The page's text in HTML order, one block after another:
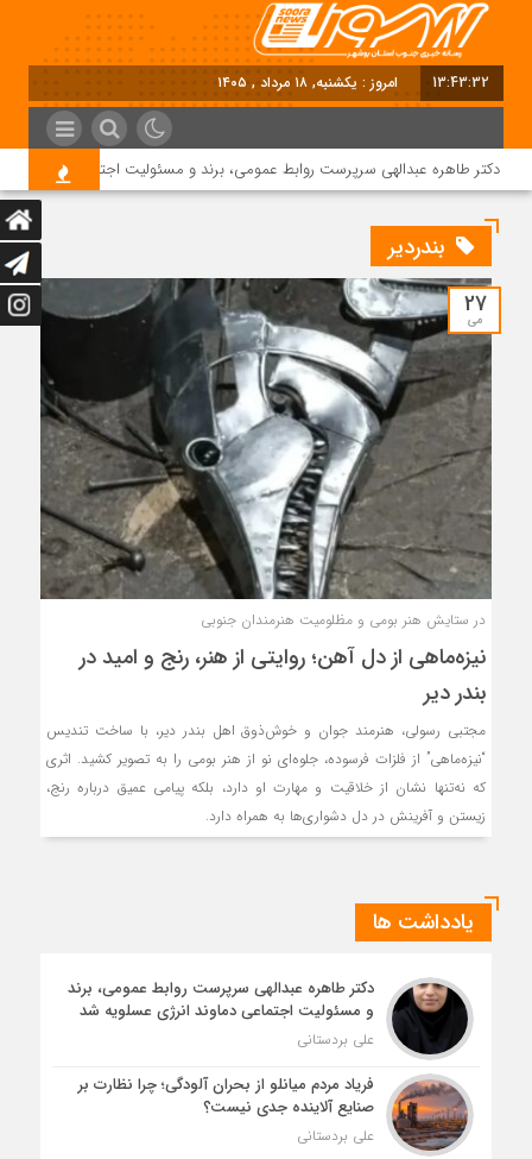
13:43:33 امروز : یکشنبه, ۱۸ مرداد , ۱۴۰۵
دکتر طاهره عبدالهی سرپرست روابط عمومی، برند و مسئولیت اجتماعی دماوند
بندردیر
27
می
در ستایش هنر بومی و مظلومیت هنرمندان جنوبی
نیزه‌ماهی از دل آهن؛ روایتی از هنر، رنج و امید در
بندر دیر
مجتبی رسولی، هنرمند جوان و خوش‌ذوق اهل بندر دیر، با ساخت تندیس
“نیزه‌ماهی” از فلزات فرسوده، جلوه‌ای نو از هنر بومی را به تصویر کشید. اثری
که نه‌تنها نشان از خلاقیت و مهارت او دارد، بلکه پیامی عمیق درباره رنج،
زیستن و آفرینش در دل دشواری‌ها به همراه دارد.
یادداشت ها
دکتر طاهره عبدالهی سرپرست روابط عمومی، برند
و مسئولیت اجتماعی دماوند انرژی عسلویه شد
علی بردستانی
فریاد مردم میانلو از بحران آلودگی؛ چرا نظارت بر
صنایع آلاینده جدی نیست؟
علی بردستانی